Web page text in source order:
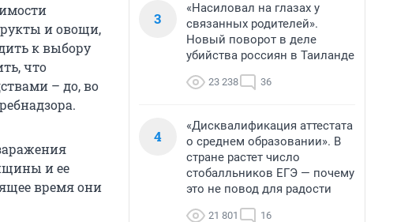
и овощи,
к выбору
что
– до, во
и ее
время они
3
«Насиловал на глазах у
связанных родителей».
Новый поворот в деле
убийства россиян в Таиланде
23 238 36
4
«Дисквалификация аттестата
о среднем образовании». В
стране растет число
стобалльников ЕГЭ — почему
это не повод для радости
21 801 16